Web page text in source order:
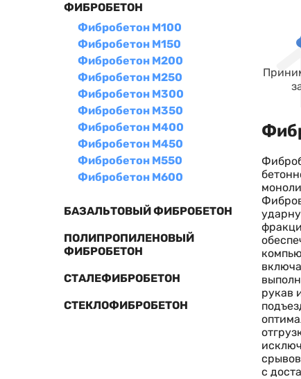
ФИБРОБЕТОН
Фибробетон М100
Фибробетон М150
Фибробетон М200
Фибробетон М250
Фибробетон М300
Фибробетон М350
Фибробетон М400
Фибробетон М450
Фибробетон М550
Фибробетон М600
БАЗАЛЬТОВЫЙ ФИБРОБЕТОН
ПОЛИПРОПИЛЕНОВЫЙ
ФИБРОБЕТОН
СТАЛЕФИБРОБЕТОН
СТЕКЛОФИБРОБЕТОН
рукав
с